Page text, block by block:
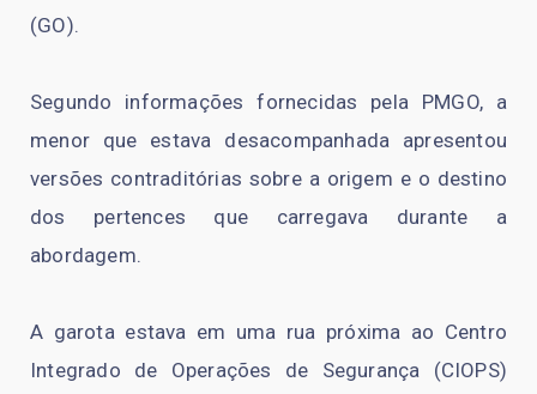
(GO).
Segundo informações fornecidas pela PMGO, a
menor que estava desacompanhada apresentou
versões contraditórias sobre a origem e o destino
dos pertences que carregava durante a
abordagem.
A garota estava em uma rua próxima ao Centro
Integrado de Operações de Segurança (CIOPS)